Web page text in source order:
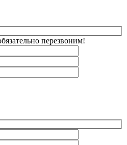
перезвоним!